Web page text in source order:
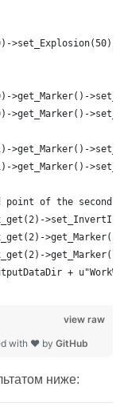
>set_Explosion(50);
>get_Marker()-
>get_Marker()-
of the second
+
view raw
with ❤ by GitHub
ниже: